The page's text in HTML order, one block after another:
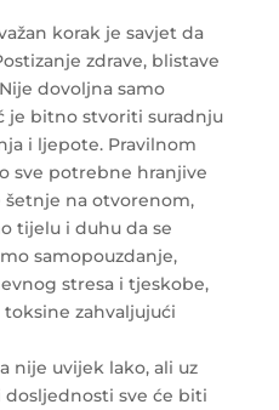
korak je savjet da
zdrave, blistave
dovoljna samo
je bitno stvoriti suradnju
i ljepote. Pravilnom
sve potrebne hranjive
na otvorenom,
tijelu i duhu da se
samopouzdanje,
stresa i tjeskobe,
zahvaljujući
nije uvijek lako, ali uz
dosljednosti sve će biti